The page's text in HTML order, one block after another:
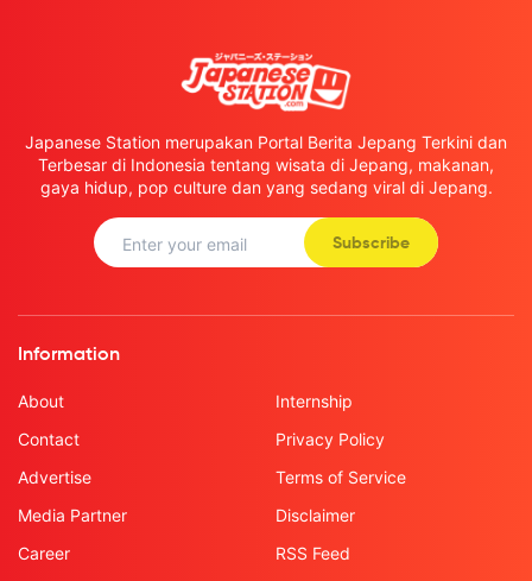
Japanese Station merupakan Portal Berita Jepang Terkini dan
Terbesar di Indonesia tentang wisata di Jepang, makanan,
gaya hidup, pop culture dan yang sedang viral di Jepang.
Subscribe
Information
About
Contact
Advertise
Media Partner
Career
Internship
Privacy Policy
Terms of Service
Disclaimer
RSS Feed